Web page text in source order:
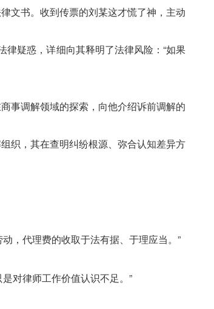
文书。收到传票的刘某这才慌了神，主动
疑惑，详细向其释明了法律风险：“如果
事调解领域的探索，向他介绍诉前调解的
织，其在查明纠纷根源、弥合认知差异方
，代理费的收取于法有据、于理应当。”
对律师工作价值认识不足。”